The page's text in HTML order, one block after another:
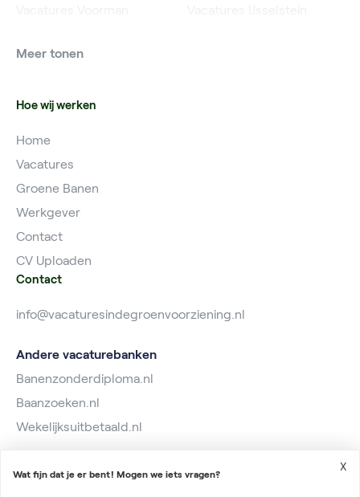
Vacatures Planner
Meer tonen
Hoe wij werken
Home
Vacatures
Groene Banen
Werkgever
Contact
CV Uploaden
Contact
info@vacaturesindegroenvoorziening.nl
Andere vacaturebanken
Banenzonderdiploma.nl
Baanzoeken.nl
Wekelijksuitbetaald.nl
Wat fijn dat je er bent! Mogen we iets vragen?
X